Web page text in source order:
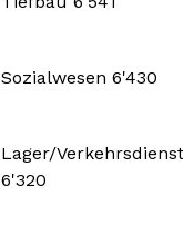
Sozialwesen 6'430
Lager/
6'320